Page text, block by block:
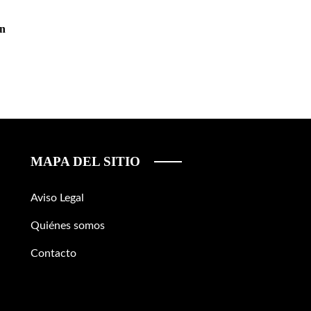
MAPA DEL SITIO
Aviso Legal
Quiénes somos
Contacto